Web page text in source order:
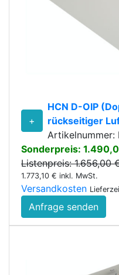
+
HCN D-OIP
rückseitiger
Artikelnummer:
Sonderpreis:
Listenpreis: 1.656,00
1.773,10 € inkl. MwSt.
Versandkosten
Anfrage senden